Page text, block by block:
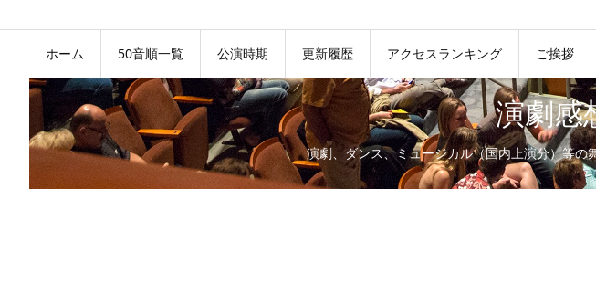
ホーム 50音順一覧 公演時期 更新履歴 アクセスランキング ご挨拶
演劇感
演劇、ダンス、ミュージカル（国内上演分）等